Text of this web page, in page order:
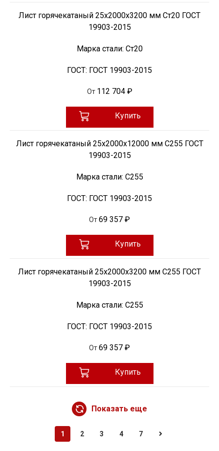
Лист горячекатаный 25х2000х3200 мм Ст20 ГОСТ
19903-2015
Марка стали: Ст20
ГОСТ: ГОСТ 19903-2015
От 112 704 ₽
Купить
Лист горячекатаный 25х2000х12000 мм С255 ГОСТ
19903-2015
Марка стали: С255
ГОСТ: ГОСТ 19903-2015
От69 357 ₽
Купить
Лист горячекатаный 25х2000х3200 мм С255 ГОСТ
19903-2015
Марка стали: С255
ГОСТ: ГОСТ 19903-2015
От69 357 ₽
Купить
Показать еще
1 2 3 4 7